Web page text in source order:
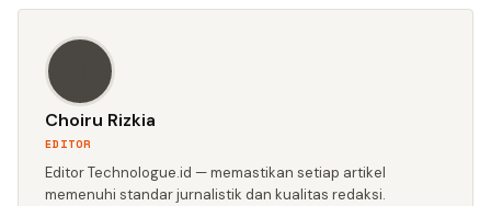
Choiru Rizkia
EDITOR
Editor Technologue.id — memastikan setiap artikel
memenuhi standar jurnalistik dan kualitas redaksi.